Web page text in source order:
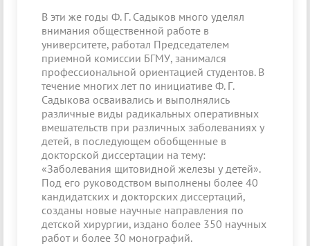
В эти же годы Ф. Г. Садыков много уделял
внимания общественной работе в
университете, работал Председателем
приемной комиссии БГМУ, занимался
профессиональной ориентацией студентов. В
течение многих лет по инициативе Ф. Г.
Садыкова осваивались и выполнялись
различные виды радикальных оперативных
вмешательств при различных заболеваниях у
детей, в последующем обобщенные в
докторской диссертации на тему:
«Заболевания щитовидной железы у детей».
Под его руководством выполнены более 40
кандидатских и докторских диссертаций,
созданы новые научные направления по
детской хирургии, издано более 350 научных
работ и более 30 монографий.